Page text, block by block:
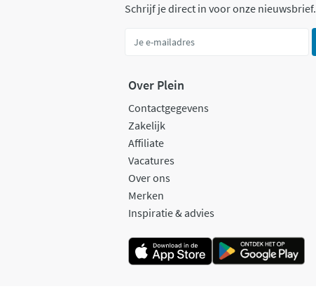
Schrijf je direct in voor onze nieuwsbrief.
Over Plein
Contactgegevens
Zakelijk
Affiliate
Vacatures
Over ons
Merken
Inspiratie & advies